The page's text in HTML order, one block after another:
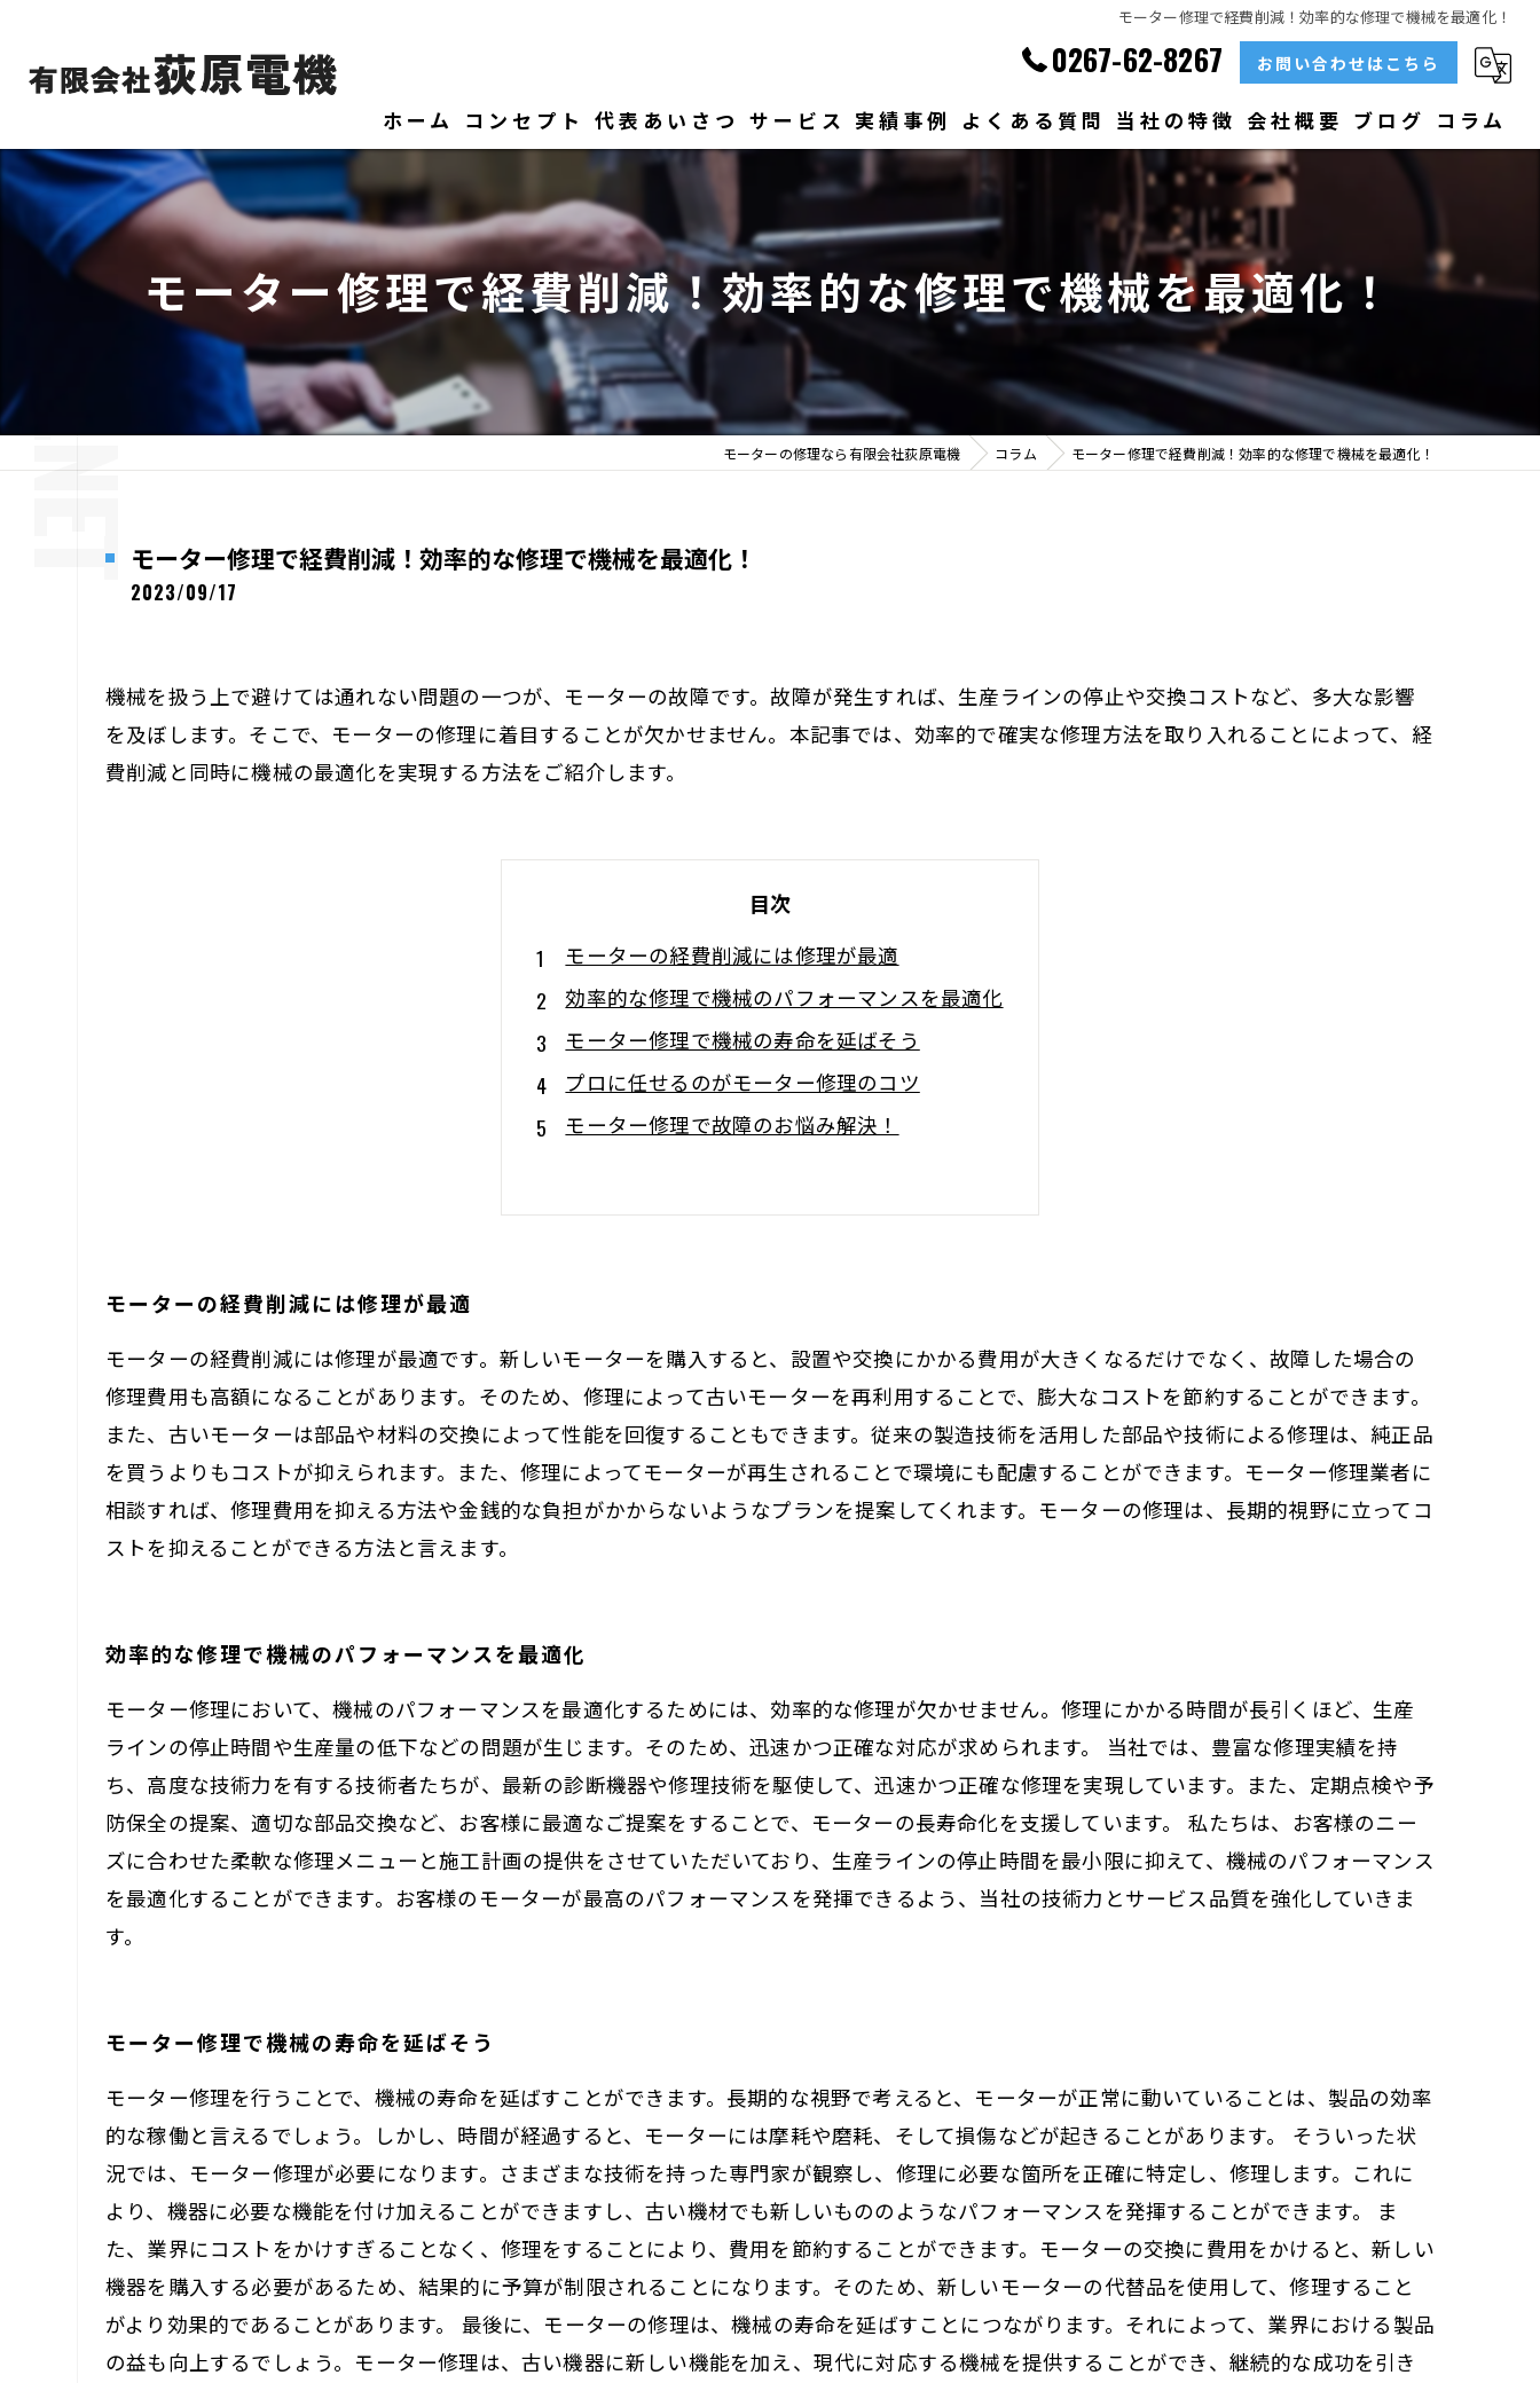
モーター修理で経費削減！効率的な修理で機械を最適化！
0267-62-8267 お問い合わせはこちら
ホーム コンセプト 代表あいさつ サービス 実績事例 よくある質問 当社の特徴
ベアリング
大型
メンテナンス
販売
会社概要 ブログ コラム
モーター修理で経費削減！効率的な修理で機械を最適化！
モーターの修理なら有限会社荻原電機 コラム モーター修理で経費削減！効率的な修理で機械を最適化！
モーター修理で経費削減！効率的な修理で機械を最適化！
2023/09/17
機械を扱う上で避けては通れない問題の一つが、モーターの故障です。故障が発生すれば、生産ラインの停止や交換コストなど、多大な影響
を及ぼします。そこで、モーターの修理に着目することが欠かせません。本記事では、効率的で確実な修理方法を取り入れることによって、経
費削減と同時に機械の最適化を実現する方法をご紹介します。
目次
モーターの経費削減には修理が最適
効率的な修理で機械のパフォーマンスを最適化
モーター修理で機械の寿命を延ばそう
プロに任せるのがモーター修理のコツ
モーター修理で故障のお悩み解決！
モーターの経費削減には修理が最適
モーターの経費削減には修理が最適です。新しいモーターを購入すると、設置や交換にかかる費用が大きくなるだけでなく、故障した場合の
修理費用も高額になることがあります。そのため、修理によって古いモーターを再利用することで、膨大なコストを節約することができます。
また、古いモーターは部品や材料の交換によって性能を回復することもできます。従来の製造技術を活用した部品や技術による修理は、純正品
を買うよりもコストが抑えられます。また、修理によってモーターが再生されることで環境にも配慮することができます。モーター修理業者に
相談すれば、修理費用を抑える方法や金銭的な負担がかからないようなプランを提案してくれます。モーターの修理は、長期的視野に立ってコ
ストを抑えることができる方法と言えます。
効率的な修理で機械のパフォーマンスを最適化
モーター修理において、機械のパフォーマンスを最適化するためには、効率的な修理が欠かせません。修理にかかる時間が長引くほど、生産
ラインの停止時間や生産量の低下などの問題が生じます。そのため、迅速かつ正確な対応が求められます。 当社では、豊富な修理実績を持
ち、高度な技術力を有する技術者たちが、最新の診断機器や修理技術を駆使して、迅速かつ正確な修理を実現しています。また、定期点検や予
防保全の提案、適切な部品交換など、お客様に最適なご提案をすることで、モーターの長寿命化を支援しています。 私たちは、お客様のニー
ズに合わせた柔軟な修理メニューと施工計画の提供をさせていただいており、生産ラインの停止時間を最小限に抑えて、機械のパフォーマンス
を最適化することができます。お客様のモーターが最高のパフォーマンスを発揮できるよう、当社の技術力とサービス品質を強化していきま
す。
モーター修理で機械の寿命を延ばそう
モーター修理を行うことで、機械の寿命を延ばすことができます。長期的な視野で考えると、モーターが正常に動いていることは、製品の効率
的な稼働と言えるでしょう。しかし、時間が経過すると、モーターには摩耗や磨耗、そして損傷などが起きることがあります。 そういった状
況では、モーター修理が必要になります。さまざまな技術を持った専門家が観察し、修理に必要な箇所を正確に特定し、修理します。これに
より、機器に必要な機能を付け加えることができますし、古い機材でも新しいもののようなパフォーマンスを発揮することができます。 ま
た、業界にコストをかけすぎることなく、修理をすることにより、費用を節約することができます。モーターの交換に費用をかけると、新しい
機器を購入する必要があるため、結果的に予算が制限されることになります。そのため、新しいモーターの代替品を使用して、修理すること
がより効果的であることがあります。 最後に、モーターの修理は、機械の寿命を延ばすことにつながります。それによって、業界における製品
の益も向上するでしょう。モーター修理は、古い機器に新しい機能を加え、現代に対応する機械を提供することができ、継続的な成功を引き